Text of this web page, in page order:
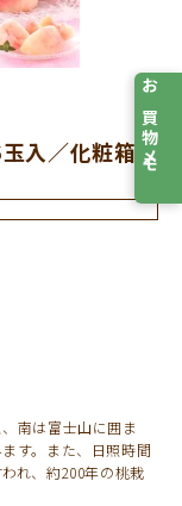
入／化粧箱
南は富士山に囲ま
す。また、日照時間
れ、約200年の桃栽
お買物メモ